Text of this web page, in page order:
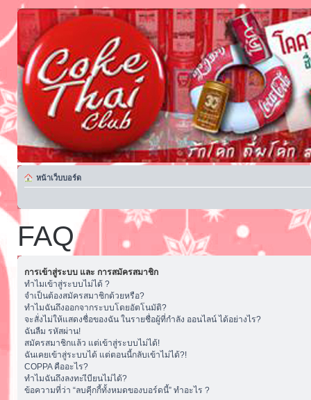
หน้าเว็บบอร์ด
FAQ
การเข้าสู่ระบบ และ การสมัครสมาชิก
ทำไมเข้าสู่ระบบไม่ได้ ?
จำเป็นต้องสมัครสมาชิกด้วยหรือ?
ทำไมฉันถึงออกจากระบบโดยอัตโนมัติ?
จะสั่งไม่ให้แสดงชื่อของฉัน ในรายชื่อผู้ที่กำลัง ออนไลน์ ได้อย่างไร?
ฉันลืม รหัสผ่าน!
สมัครสมาชิกแล้ว แต่เข้าสู่ระบบไม่ได้!
ฉันเคยเข้าสู่ระบบได้ แต่ตอนนี้กลับเข้าไม่ได้?!
COPPA คืออะไร?
ทำไมฉันถึงลงทะเีบียนไม่ได้?
ข้อความที่ว่า “ลบคุีกกี้ทั้งหมดของบอร์ดนี้” ทำอะไร ?